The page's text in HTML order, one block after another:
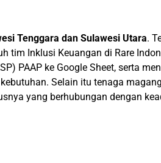
Tenggara dan Sulawesi Utara.
tim Inklusi Keuangan di Rare
PAAP ke Google Sheet, serta
Selain itu tenaga
yang berhubungan dengan